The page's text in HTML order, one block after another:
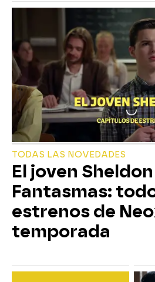
TODAS LAS NOVEDADES
El joven
Fantasmas:
estrenos de
temporada